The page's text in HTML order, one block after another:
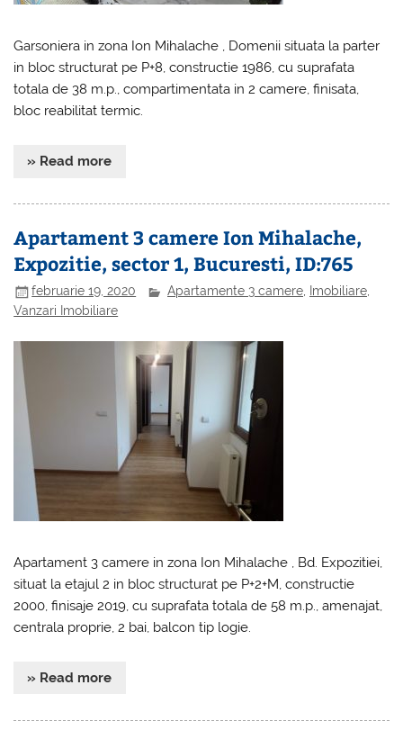
Garsoniera in zona Ion Mihalache , Domenii situata la parter
in bloc structurat pe P+8, constructie 1986, cu suprafata
totala de 38 m.p., compartimentata in 2 camere, finisata,
bloc reabilitat termic.
» Read more
Apartament 3 camere Ion Mihalache,
Expozitie, sector 1, Bucuresti, ID:765
februarie 19, 2020 Apartamente 3 camere, Imobiliare,
Vanzari Imobiliare
Apartament 3 camere in zona Ion Mihalache , Bd. Expozitiei,
situat la etajul 2 in bloc structurat pe P+2+M, constructie
2000, finisaje 2019, cu suprafata totala de 58 m.p., amenajat,
centrala proprie, 2 bai, balcon tip logie.
» Read more